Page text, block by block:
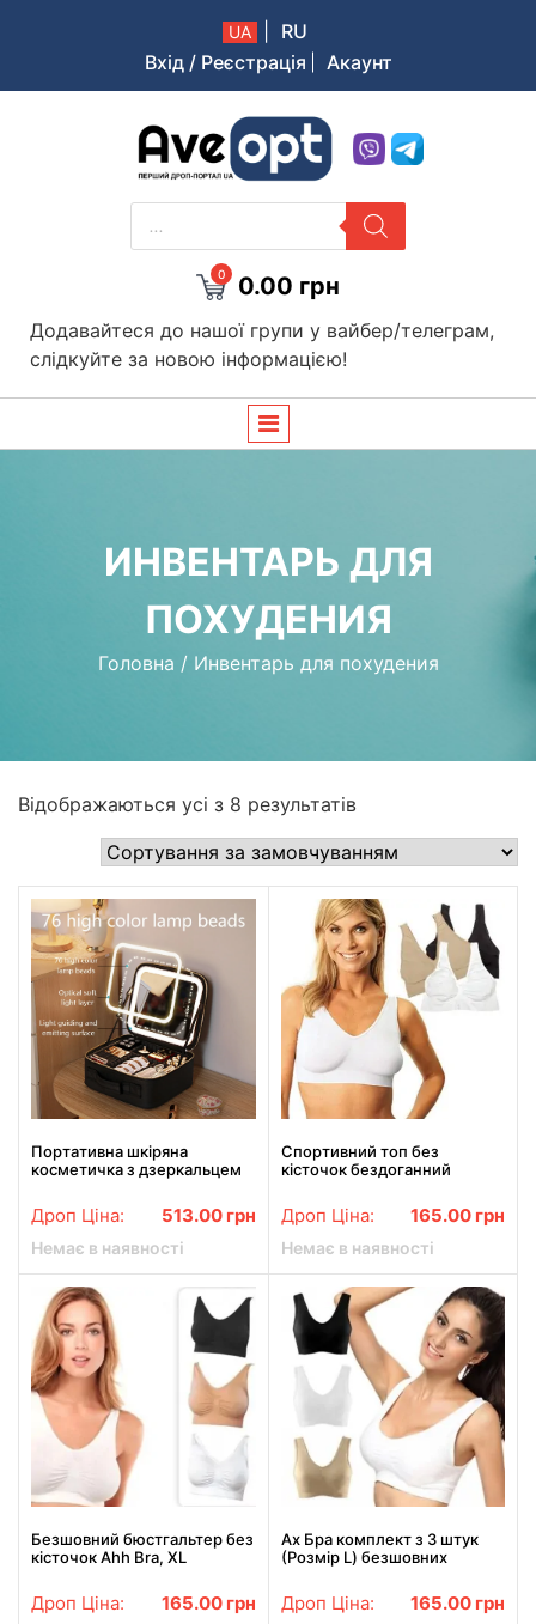
UA
RU
Вхід / Реєстрація
Акаунт
Aveopt – оптова дропшипінг платформа в Україні
PRODUCTS
SEARCH
0 0.00 грн
Додавайтеся до нашої групи у вайбер/телеграм,
слідкуйте за новою інформацією!
ИНВЕНТАРЬ ДЛЯ
ПОХУДЕНИЯ
Головна / Инвентарь для похудения
Відображаються усі з 8 результатів
Портативна шкіряна
косметичка з дзеркальцем
Дроп Ціна: 513.00 грн
Немає в наявності
Спортивний топ без
кісточок бездоганний
розмір XXL чорний, білий,
бежевий Ahh Bra
Дроп Ціна: 165.00 грн
Немає в наявності
Безшовний бюстгальтер без
кісточок Ahh Bra, XL
Дроп Ціна: 165.00 грн
Ах Бра комплект з 3 штук
(Розмір L) безшовних
бюстгальтер ах бра
Дроп Ціна: 165.00 грн